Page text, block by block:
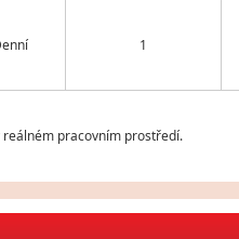
1
reálném pracovním prostředí.